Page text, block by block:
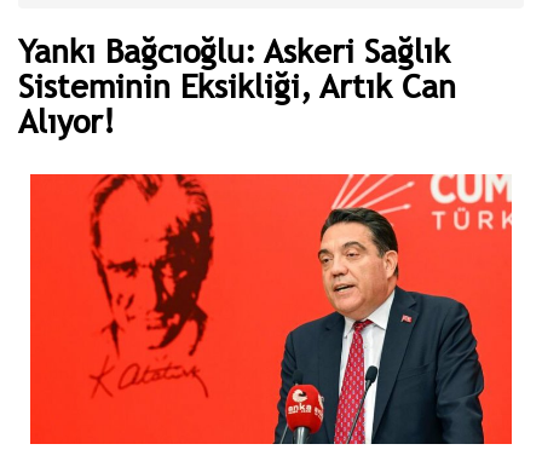
Yankı Bağcıoğlu: Askeri Sağlık
Sisteminin Eksikliği, Artık Can
Alıyor!